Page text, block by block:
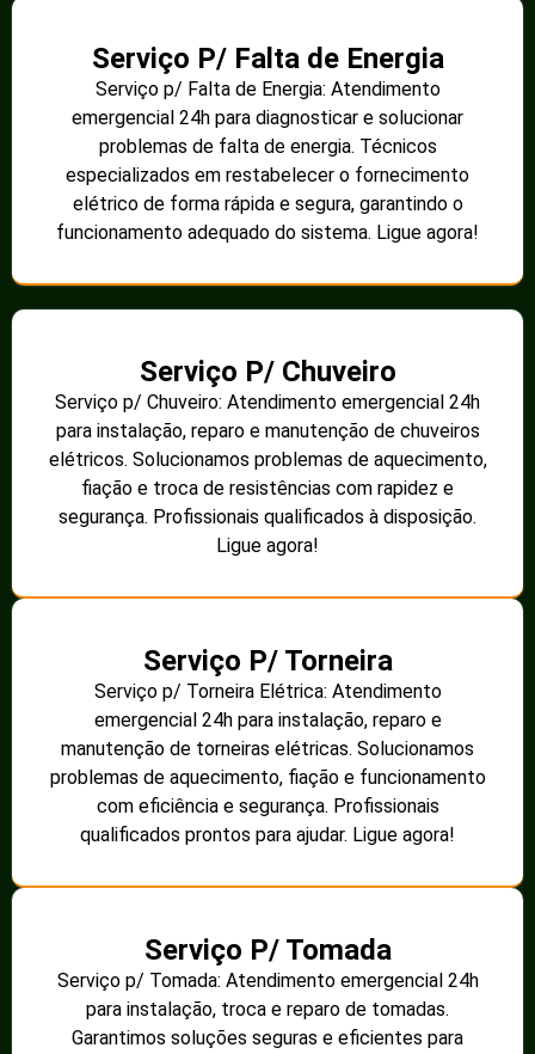
Serviço P/ Falta de Energia
Serviço p/ Falta de Energia: Atendimento
emergencial 24h para diagnosticar e solucionar
problemas de falta de energia. Técnicos
especializados em restabelecer o fornecimento
elétrico de forma rápida e segura, garantindo o
funcionamento adequado do sistema. Ligue agora!
Serviço P/ Chuveiro
Serviço p/ Chuveiro: Atendimento emergencial 24h
para instalação, reparo e manutenção de chuveiros
elétricos. Solucionamos problemas de aquecimento,
fiação e troca de resistências com rapidez e
segurança. Profissionais qualificados à disposição.
Ligue agora!
Serviço P/ Torneira
Serviço p/ Torneira Elétrica: Atendimento
emergencial 24h para instalação, reparo e
manutenção de torneiras elétricas. Solucionamos
problemas de aquecimento, fiação e funcionamento
com eficiência e segurança. Profissionais
qualificados prontos para ajudar. Ligue agora!
Serviço P/ Tomada
Serviço p/ Tomada: Atendimento emergencial 24h
para instalação, troca e reparo de tomadas.
Garantimos soluções seguras e eficientes para